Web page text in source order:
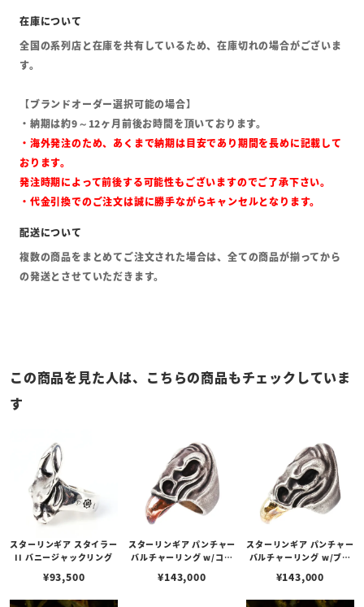
全国の系列店と在庫を共有しているため、在庫切れの場合がございま
す。
【ブランドオーダー選択可能の場合】
・納期は約9～12ヶ月前後お時間を頂いております。
・海外発注のため、あくまで納期は目安であり期間を長めに記載して
おります。
発注時期によって前後する可能性もございますのでご了承下さい。
・代金引換でのご注文は誠に勝手ながらキャンセルとなります。
複数の商品をまとめてご注文された場合は、全ての商品が揃ってから
の発送とさせていただきます。
この商品を見た人は、こちらの商品もチェックしていま
す
スターリンギア スタイラー
II バニージャックリング
¥93,500
スターリンギア パンチャー
バルチャーリング w/コパ
¥143,000
スターリンギア パンチャー
バルチャーリング w/ブラ
¥143,000